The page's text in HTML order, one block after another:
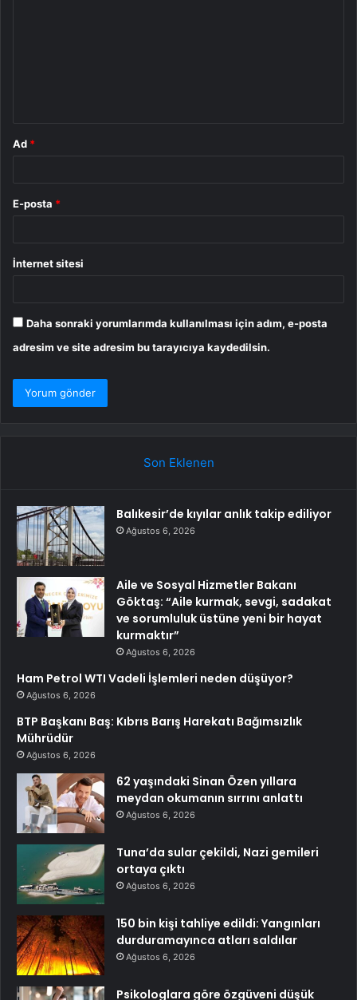
Ad *
E-posta *
İnternet sitesi
Daha sonraki yorumlarımda kullanılması için adım, e-posta
adresim ve site adresim bu tarayıcıya kaydedilsin.
Son Eklenen
Balıkesir’de kıyılar anlık takip ediliyor
Ağustos 6, 2026
Aile ve Sosyal Hizmetler Bakanı
Göktaş: “Aile kurmak, sevgi, sadakat
ve sorumluluk üstüne yeni bir hayat
kurmaktır”
Ağustos 6, 2026
Ham Petrol WTI Vadeli İşlemleri neden düşüyor?
Ağustos 6, 2026
BTP Başkanı Baş: Kıbrıs Barış Harekatı Bağımsızlık
Mührüdür
Ağustos 6, 2026
62 yaşındaki Sinan Özen yıllara
meydan okumanın sırrını anlattı
Ağustos 6, 2026
Tuna’da sular çekildi, Nazi gemileri
ortaya çıktı
Ağustos 6, 2026
150 bin kişi tahliye edildi: Yangınları
durduramayınca atları saldılar
Ağustos 6, 2026
Psikologlara göre özgüveni düşük